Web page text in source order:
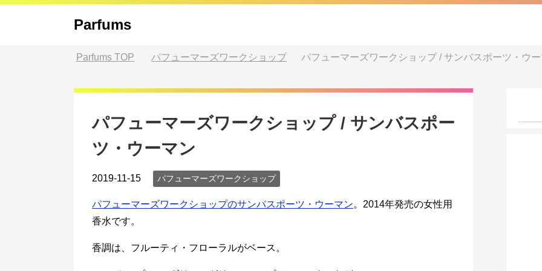
Parfums
Parfums TOP パフューマーズワークショップ パフューマーズワークショップ / サンバスポーツ・ウ
パフューマーズワークショップ / サンバスポー
ツ・ウーマン
2019-11-15 パフューマーズワークショップ
パフューマーズワークショップのサンバスポーツ・ウーマン。2014年発売の女性用
香水です。
香調は、フルーティ・フローラルがベース。